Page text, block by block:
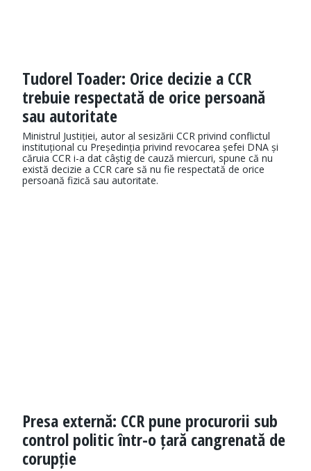
Tudorel Toader: Orice decizie a CCR
trebuie respectată de orice persoană
sau autoritate
Ministrul Justiției, autor al sesizării CCR privind conflictul
instituțional cu Președinția privind revocarea șefei DNA și
căruia CCR i-a dat câștig de cauză miercuri, spune că nu
există decizie a CCR care să nu fie respectată de orice
persoană fizică sau autoritate.
Presa externă: CCR pune procurorii sub
control politic într-o țară cangrenată de
corupție